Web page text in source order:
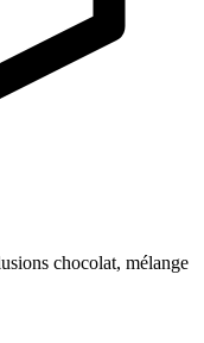
chocolat, mélange